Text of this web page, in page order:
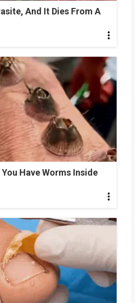
And It Dies From A
Have Worms Inside